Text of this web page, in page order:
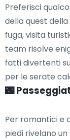
Preferisci
della quest
fuga, visita
team risolve
fatti divertenti
per le serate
🌃
Per romantici e
piedi rivelano